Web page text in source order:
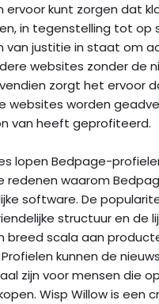
ervoor kunt zorgen dat
in tegenstelling tot op
van justitie in staat om
websites zonder de
zorgt het ervoor
websites worden
van heeft geprofiteerd.
lopen Bedpage-
redenen waarom
software. De
structuur en de
breed scala aan
kunnen de
zijn voor mensen die
Wisp Willow is een